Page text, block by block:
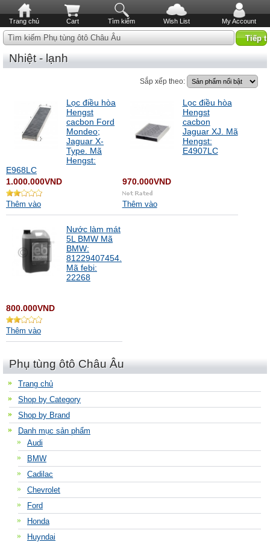
Trang chủ Cart Tìm kiếm Wish List My Account
Tìm kiếm Phụ tùng ôtô Châu Âu
Nhiệt - lạnh
Sắp xếp theo:
Lọc điều hòa
Hengst
cacbon Ford
Mondeo;
Jaguar X-
Type. Mã
Hengst:
E968LC
1.000.000VND
Thêm vào
Lọc điều hòa
Hengst
cacbon
Jaguar XJ. Mã
Hengst:
E4907LC
970.000VND
Thêm vào
Nước làm mát
5L BMW Mã
BMW:
81229407454.
Mã febi:
22268
800.000VND
Thêm vào
Phụ tùng ôtô Châu Âu
Trang chủ
Shop by Category
Shop by Brand
Danh mục sản phẩm
Audi
BMW
Cadilac
Chevrolet
Ford
Honda
Huyndai